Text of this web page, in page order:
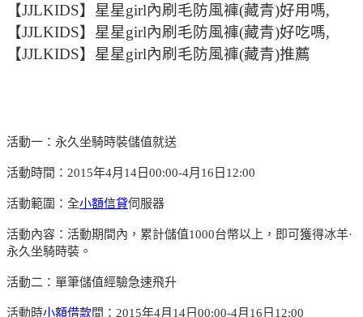
【JJLKIDS】星星girl內刷毛防風褲(藏青)好用嗎,
【JJLKIDS】星星girl內刷毛防風褲(藏青)好吃嗎,
【JJLKIDS】星星girl內刷毛防風褲(藏青)推薦
活動一：永久坐騎時裝儲值就送
活動時間：2015年4月14日00:00-4月16日12:00
活動範圍：全小額信貸伺服器
活動內容：活動期間內，累計儲值1000台幣以上，即可獲得冰羊·
永久坐騎時裝。
活動二：單筆儲值經驗急速飛升
活動時小額借款間：2015年4月14日00:00-4月16日12:00